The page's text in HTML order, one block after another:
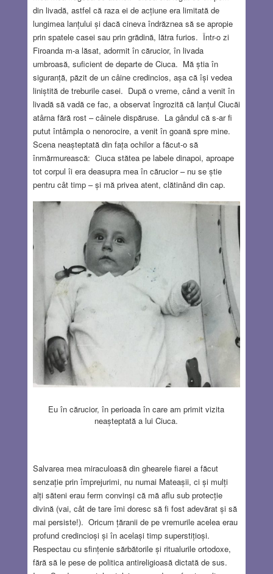
din livadă, astfel că raza ei de acțiune era limitată de
lungimea lanțului și dacă cineva îndrăznea să se apropie
prin spatele casei sau prin grădină, lătra furios. Într-o zi
Firoanda m-a lăsat, adormit în cărucior, în livada
umbroasă, suficient de departe de Ciuca. Mă știa în
siguranță, păzit de un câine credincios, așa că își vedea
liniștită de treburile casei. După o vreme, când a venit în
livadă să vadă ce fac, a observat îngrozită că lanțul Ciucăi
atârna fără rost – câinele dispăruse. La gândul că s-ar fi
putut întâmpla o nenorocire, a venit în goană spre mine.
Scena neașteptată din fața ochilor a făcut-o să
înmărmurească: Ciuca stătea pe labele dinapoi, aproape
tot corpul îi era deasupra mea în cărucior – nu se știe
pentru cât timp – și mă privea atent, clătinând din cap.
Eu în cărucior, în perioada în care am primit vizita
neașteptată a lui Ciuca.
Salvarea mea miraculoasă din ghearele fiarei a făcut
senzație prin împrejurimi, nu numai Mateașii, ci și mulți
alți săteni erau ferm convinși că mă aflu sub protecție
divină (vai, cât de tare îmi doresc să fi fost adevărat și să
mai persiste!). Oricum țăranii de pe vremurile acelea erau
profund credincioși și în același timp superstițioși.
Respectau cu sfințenie sărbătorile și ritualurile ortodoxe,
fără să le pese de politica antireligioasă dictată de sus.